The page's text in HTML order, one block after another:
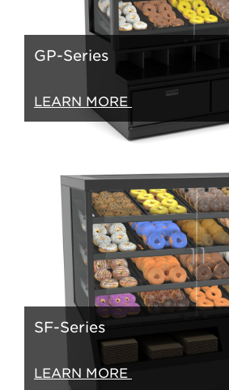
GP-Series
LEARN MORE
SF-Series
LEARN MORE